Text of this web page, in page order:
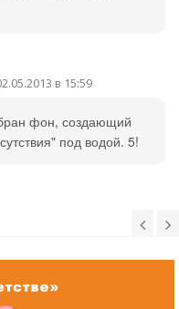
в 15:59
фон, создающий
под водой. 5!